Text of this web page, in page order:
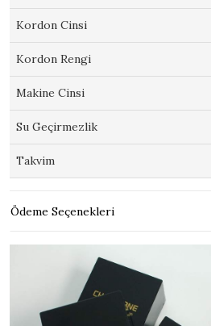
Kordon Cinsi
Kordon Rengi
Makine Cinsi
Su Geçirmezlik
Takvim
Ödeme Seçenekleri